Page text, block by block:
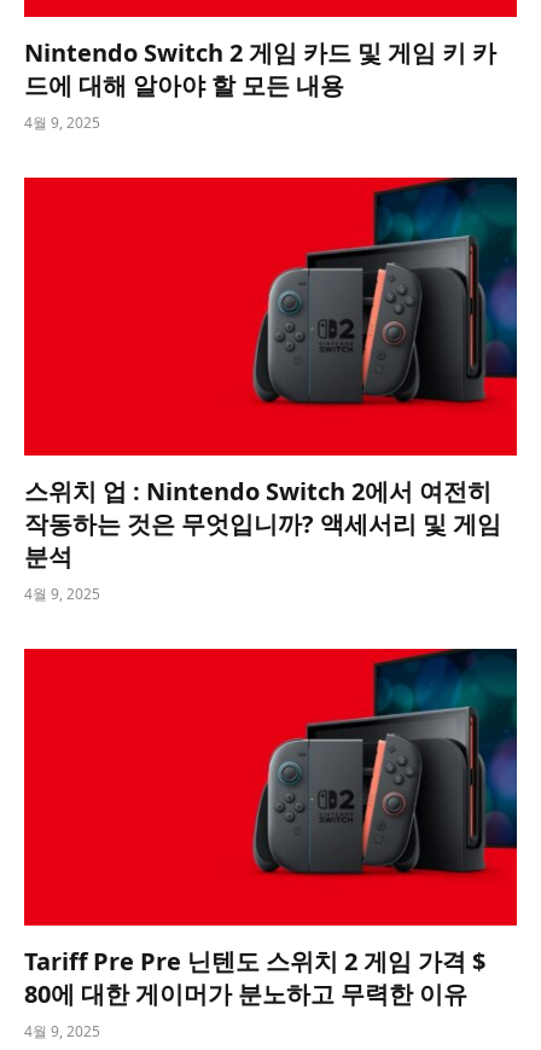
Nintendo Switch 2 게임 카드 및 게임 키 카
드에 대해 알아야 할 모든 내용
4월 9, 2025
스위치 업 : Nintendo Switch 2에서 여전히
작동하는 것은 무엇입니까? 액세서리 및 게임
분석
4월 9, 2025
Tariff Pre Pre 닌텐도 스위치 2 게임 가격 $
80에 대한 게이머가 분노하고 무력한 이유
4월 9, 2025